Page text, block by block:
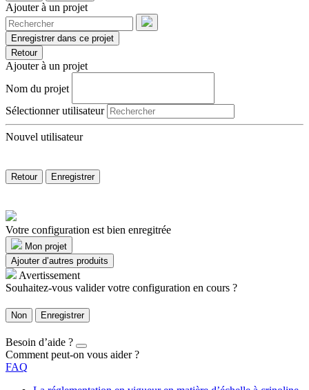
Ajouter à un projet
Enregistrer dans ce projet
Retour
Ajouter à un projet
Nom du projet
Sélectionner utilisateur
Nouvel utilisateur
Retour Enregistrer
Votre configuration est bien enregitrée
Mon projet
Ajouter d’autres produits
Avertissement
Souhaitez-vous valider votre configuration en cours ?
Non Enregistrer
Besoin d’aide ?
Comment peut-on vous aider ?
FAQ